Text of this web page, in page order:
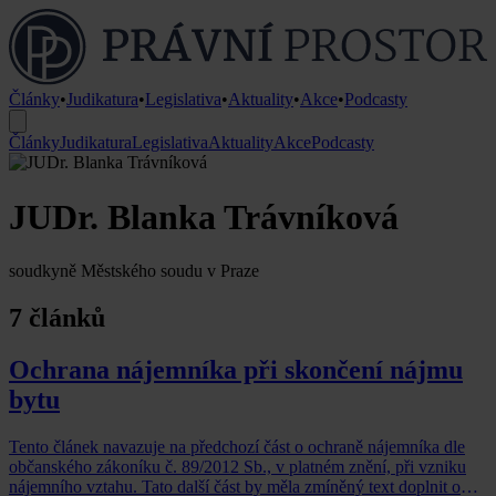
Články•Judikatura•Legislativa•Aktuality•Akce•Podcasty
ČlánkyJudikaturaLegislativaAktualityAkcePodcasty
JUDr. Blanka Trávníková
soudkyně Městského soudu v Praze
7 článků
Ochrana nájemníka při skončení nájmu
bytu
Tento článek navazuje na předchozí část o ochraně nájemníka dle
občanského zákoníku č. 89/2012 Sb., v platném znění, při vzniku
nájemního vztahu. Tato další část by měla zmíněný text doplnit o